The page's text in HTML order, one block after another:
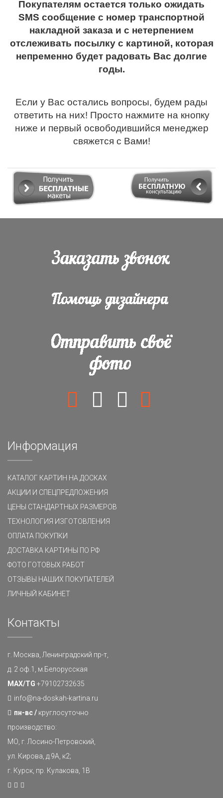
Покупателям остается только ожидать
SMS сообщение с номер транспортной
накладной заказа и с нетерпением
отслеживать посылку с картиной, которая
непременно будет радовать Вас долгие
годы.
Если у Вас остались вопросы, будем рады
ответить на них! Просто нажмите на кнопку
ниже и первый освободившийся менеджер
свяжется с Вами!
Информация
КАТАЛОГ КАРТИН НА ДОСКАХ
АКЦИИ И СПЕЦПРЕДЛОЖЕНИЯ
ЦЕНЫ СТАНДАРТНЫХ РАЗМЕРОВ
ТЕХНОЛОГИЯ ИЗГОТОВЛЕНИЯ
ОПЛАТА ПОКУПКИ
ДОСТАВКА КАРТИНЫ ПО РФ
ФОТО ГОТОВЫХ РАБОТ
ОТЗЫВЫ НАШИХ ПОКУПАТЕЛЕЙ
ЛИЧНЫЙ КАБИНЕТ
Контакты
г. Москва, Ленинградский пр-т,
д. 2 оф.1, м.Белорусская
MAX/TG +79102732635
info@na-doskah-kartina.ru
пн-вс / круглосуточно
производство:
МО, г. Лосино-Петровский,
ул. Кирова, д.9А, к2;
г. Курск, пр. Кулакова, 1В